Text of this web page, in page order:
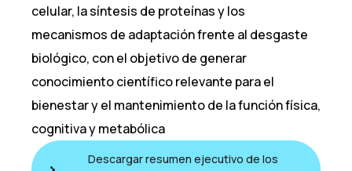
celular, la síntesis de proteínas y los
mecanismos de adaptación frente al desgaste
biológico, con el objetivo de generar
conocimiento científico relevante para el
bienestar y el mantenimiento de la función física,
cognitiva y metabólica
Descargar resumen ejecutivo de los